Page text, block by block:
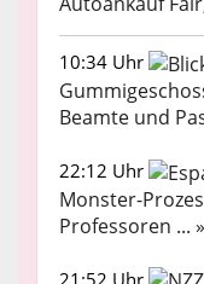
10:34 Uhr
Beamte und
22:12 Uhr
Monster-
Professoren ... »
21:52 Uhr